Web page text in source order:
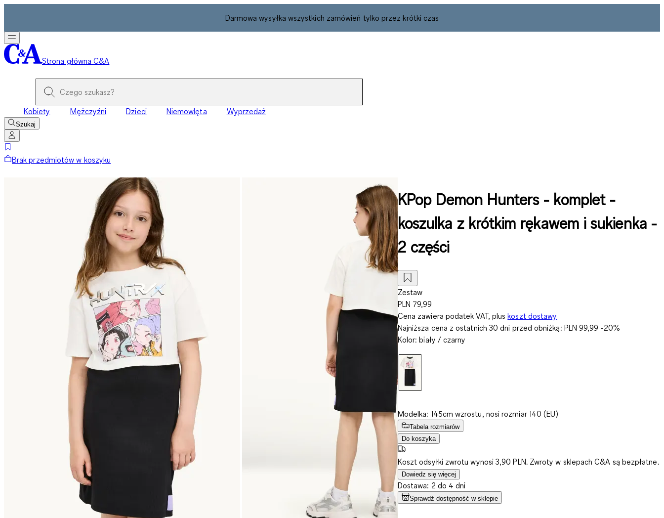
Darmowa wysyłka wszystkich zamówień tylko przez krótki czas
Strona główna C&A
Kobiety Mężczyźni Dzieci Niemowlęta Wyprzedaż
Szukaj
Brak przedmiotów w koszyku
KPop Demon Hunters - komplet -
koszulka z krótkim rękawem i sukienka -
2 części
Zestaw
PLN 79,99
Cena zawiera podatek VAT, plus koszt dostawy
Najniższa cena z ostatnich 30 dni przed obniżką: PLN 99,99 -20%
Kolor: biały / czarny
Modelka: 145cm wzrostu, nosi rozmiar 140 (EU)
Tabela rozmiarów
Do koszyka
Koszt odsyłki zwrotu wynosi 3,90 PLN. Zwroty w sklepach C&A są bezpłatne.
Dowiedz się więcej
Dostawa: 2 do 4 dni
Sprawdź dostępność w sklepie